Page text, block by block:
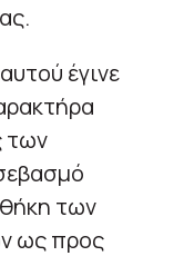
έγινε
των
των
ως προς